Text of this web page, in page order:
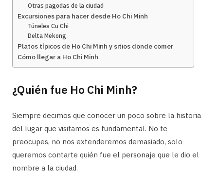
Otras pagodas de la ciudad
Excursiones para hacer desde Ho Chi Minh
Túneles Cu Chi
Delta Mekong
Platos típicos de Ho Chi Minh y sitios donde comer
Cómo llegar a Ho Chi Minh
¿Quién fue Ho Chi Minh?
Siempre decimos que conocer un poco sobre la historia
del lugar que visitamos es fundamental. No te
preocupes, no nos extenderemos demasiado, solo
queremos contarte quién fue el personaje que le dio el
nombre a la ciudad.